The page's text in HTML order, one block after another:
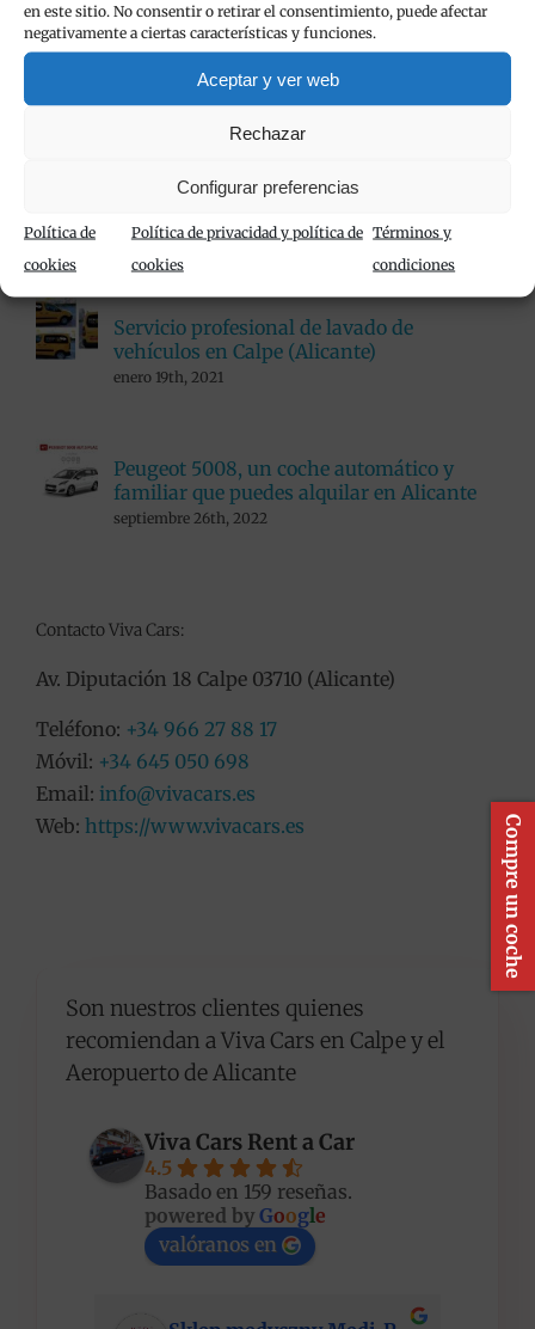
en este sitio. No consentir o retirar el consentimiento, puede afectar
negativamente a ciertas características y funciones.
Aceptar y ver web
Rechazar
Configurar preferencias
Política de
cookies
Política de privacidad y política de
cookies
Términos y
condiciones
Popular
Alquiler de furgonetas en Calpe con Viva
noviembre 24th, 2020
Servicio profesional de lavado de
vehículos en Calpe (Alicante)
enero 19th, 2021
Peugeot 5008, un coche automático y
familiar que puedes alquilar en Alicante
septiembre 26th, 2022
Contacto Viva Cars:
Av. Diputación 18 Calpe 03710 (Alicante)
Teléfono: +34 966 27 88 17
Móvil: +34 645 050 698
Email: info@vivacars.es
Web: https://www.vivacars.es
Son nuestros clientes quienes
recomiendan a Viva Cars en Calpe y el
Aeropuerto de Alicante
Viva Cars Rent a Car
4.5
Basado en 159 reseñas.
powered byGoogle
valóranos en
Compre un coche